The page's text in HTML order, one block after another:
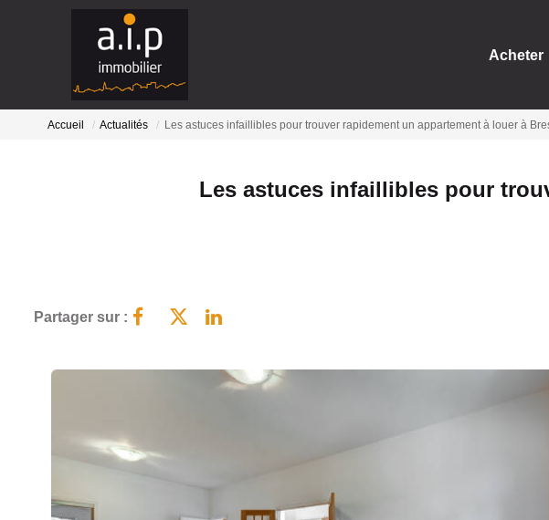
Acheter
Accueil Actualités Les astuces infaillibles pour trouver rapidement un appartement à louer à
Les astuces infaillibles pour
Partager sur :